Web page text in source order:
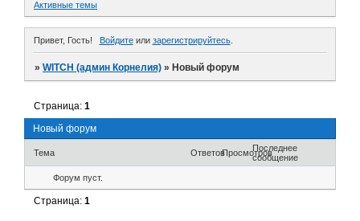
Активные темы
Привет, Гость! Войдитеили зарегистрируйтесь.
»WITCH (админ Корнелия) »Новый форум
Новый форум
Страница:1
Тема ОтветовПросмотровПоследнее
сообщение
Форум пуст.
Страница:1